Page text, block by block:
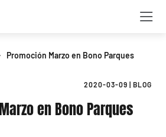
Promoción Marzo en Bono Parques
2020-03-09 BLOG
en Bono Parques